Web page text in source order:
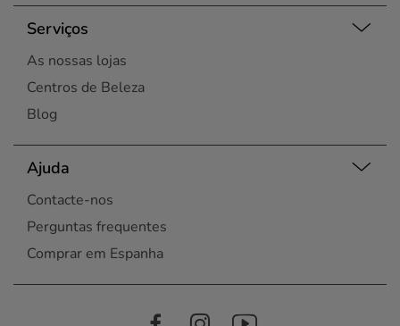
Serviços
As nossas lojas
Centros de Beleza
Blog
Ajuda
Contacte-nos
Perguntas frequentes
Comprar em Espanha